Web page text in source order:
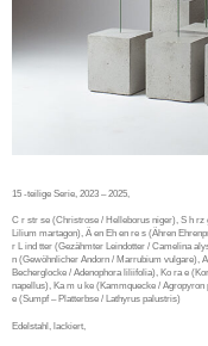
15 -teilige Serie, 2023 – 2025,
C r str se (Christrose / Helleborus niger), S h rz
Lilium martagon), Ä en Eh en re s (Ähren
r L ind tter (Gezähmter Leindotter / Camelina
n (Gewöhnlicher Andorn / Marrubium vulgare),
Becherglocke / Adenophora liliifolia), Ko ra e
napellus), Ka m u ke (Kammquecke / Agropyron
e (Sumpf – Platterbse / Lathyrus palustris)
Edelstahl, lackiert,